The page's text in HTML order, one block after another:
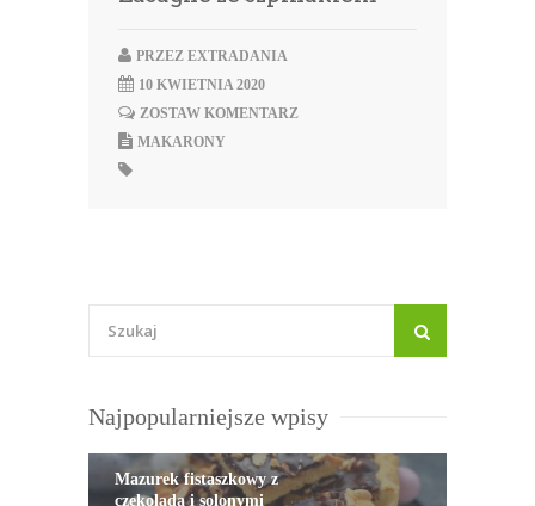
PRZEZ EXTRADANIA
10 KWIETNIA 2020
ZOSTAW KOMENTARZ
MAKARONY
Najpopularniejsze wpisy
Mazurek fistaszkowy z
czekoladą i solonymi